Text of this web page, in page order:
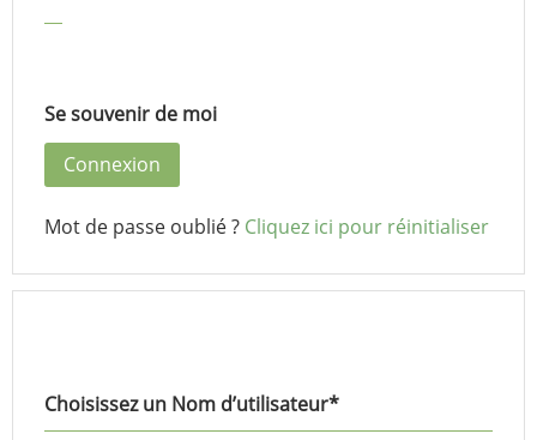
Se souvenir de moi
Mot de passe oublié ? Cliquez ici pour réinitialiser
Choisissez un Nom d’utilisateur*